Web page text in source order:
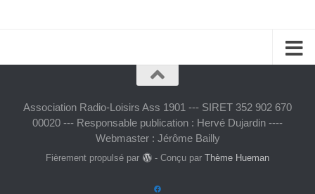
Association Radio-Loisirs Ass 1901 --- SIRET 352 902 670
00020 --- Responsable publication : Hervé Dujardin ----
Webmaster : Jérôme Bailly
Fièrement propulsé par - Conçu par Thème Hueman